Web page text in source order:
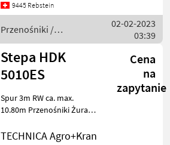
9445 Rebstein
Przenośniki /
Stepa
02-02-2023
03:39
Stepa HDK
5010ES
Cena
na
zapytanie
Spur 3m RW ca. max.
10.80m Przenośniki Żurawie
TECHNICA Agro+Kran